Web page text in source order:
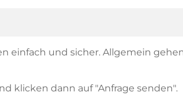
einfach und sicher. Allgemein
klicken dann auf "Anfrage senden".